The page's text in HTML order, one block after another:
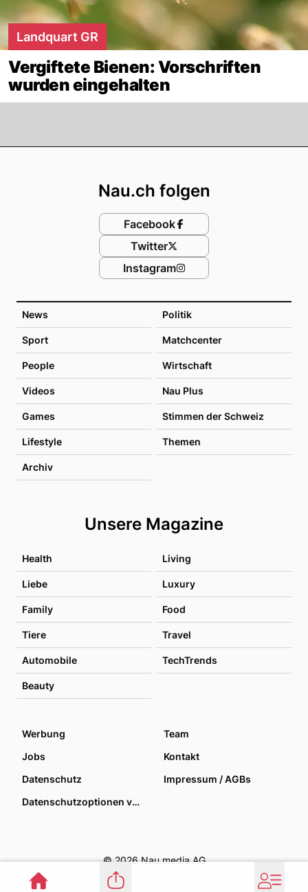
Landquart GR
Vergiftete Bienen: Vorschriften
wurden eingehalten
News Politik
Sport Matchcenter
People Wirtschaft
Videos Nau Plus
Games Stimmen der Schweiz
Lifestyle Themen
Archiv
Unsere Magazine
Health Living
Liebe Luxury
Family Food
Tiere Travel
Automobile TechTrends
Beauty
Nau.ch folgen
Facebook
Twitter
Instagram
Werbung
Team
Jobs
Kontakt
Datenschutz
Impressum / AGBs
Datenschutzoptionen verwalten
© 2026 Nau media AG